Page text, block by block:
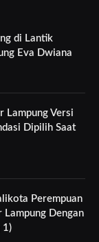
di Lantik
Eva Dwiana
Lampung Versi
Dipilih Saat
Perempuan
Lampung Dengan
1)